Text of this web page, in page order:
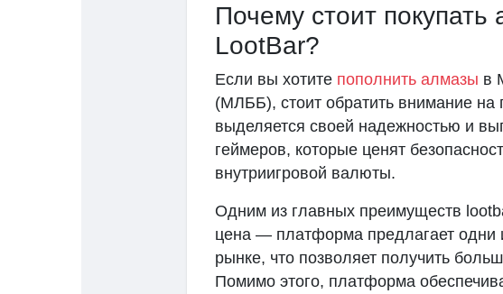
Почему стоит
LootBar?
Если вы хотите пополнить алмазы в
(МЛББ), стоит обратить внимание на
выделяется своей надежностью и
геймеров, которые ценят
внутриигровой валюты.
Одним из главных преимуществ
цена — платформа предлагает одни
рынке, что позволяет получить
Помимо этого, платформа